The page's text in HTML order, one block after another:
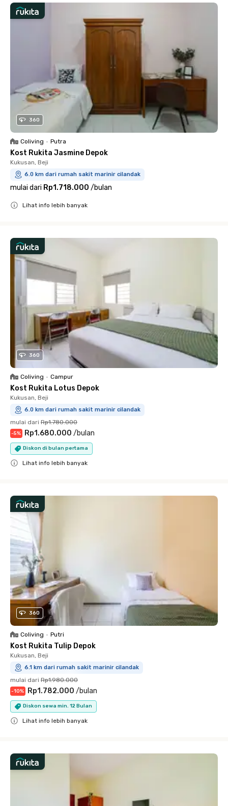
360
Coliving • Putra
Kost Rukita Jasmine Depok
Kukusan, Beji
6.0 km dari rumah sakit marinir cilandak
mulai dari Rp1.718.000 /bulan
Lihat info lebih banyak
360
Coliving • Campur
Kost Rukita Lotus Depok
Kukusan, Beji
6.0 km dari rumah sakit marinir cilandak
mulai dari Rp1.780.000
-5% Rp1.680.000 /bulan
Diskon di bulan pertama
Lihat info lebih banyak
360
Coliving • Putri
Kost Rukita Tulip Depok
Kukusan, Beji
6.1 km dari rumah sakit marinir cilandak
mulai dari Rp1.980.000
-10% Rp1.782.000 /bulan
Diskon sewa min. 12 Bulan
Lihat info lebih banyak